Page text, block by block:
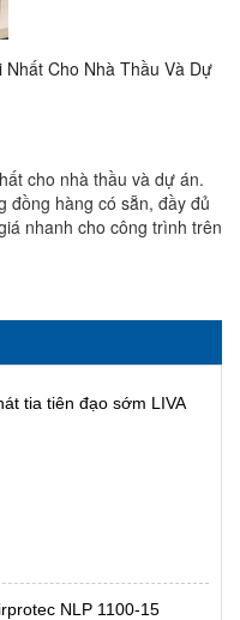
Cho Nhà Thầu Và Dự
cho nhà thầu và dự án.
đồng hàng có sẵn, đầy đủ
nhanh cho công trình trên
tia tiên đạo sớm LIVA
NLP 1100-15